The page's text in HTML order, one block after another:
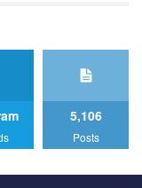
of
implement our plan
video.
"Гей-альянс
5,106
Posts